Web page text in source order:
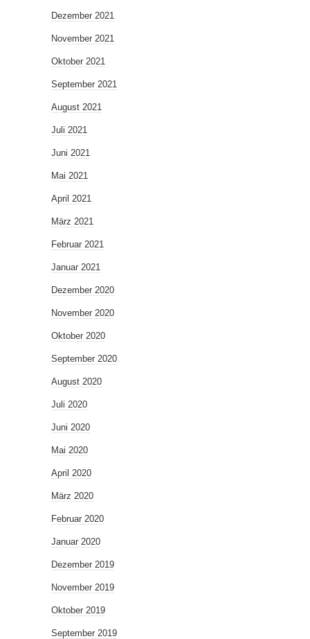
Dezember 2021
November 2021
Oktober 2021
September 2021
August 2021
Juli 2021
Juni 2021
Mai 2021
April 2021
März 2021
Februar 2021
Januar 2021
Dezember 2020
November 2020
Oktober 2020
September 2020
August 2020
Juli 2020
Juni 2020
Mai 2020
April 2020
März 2020
Februar 2020
Januar 2020
Dezember 2019
November 2019
Oktober 2019
September 2019